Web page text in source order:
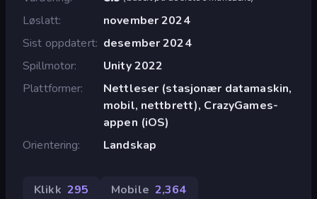
Løslatt
november 2024
Sist oppdatert desember 2024
Spillmotor
Unity 2022
Plattformer
Nettleser (stasjonær datamaskin,
mobil, nettbrett), CrazyGames-
appen (iOS)
Orientering
Landskap
Klikk 295 Mobile 2,364